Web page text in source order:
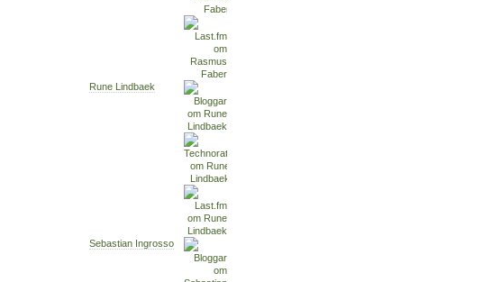
Rune Lindbaek
Sebastian Ingrosso